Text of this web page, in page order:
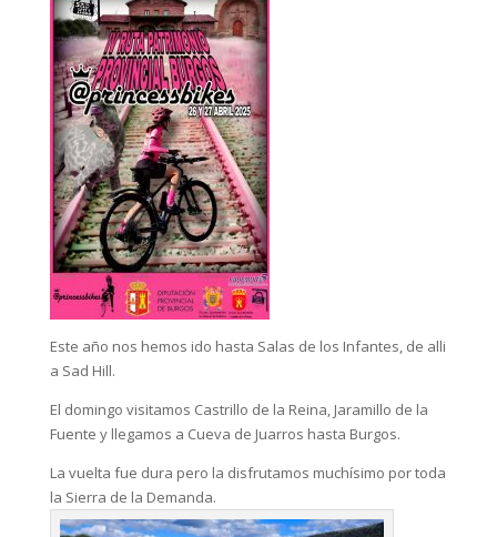
Este año nos hemos ido hasta Salas de los Infantes, de alli
a Sad Hill.
El domingo visitamos Castrillo de la Reina, Jaramillo de la
Fuente y llegamos a Cueva de Juarros hasta Burgos.
La vuelta fue dura pero la disfrutamos muchísimo por toda
la Sierra de la Demanda.